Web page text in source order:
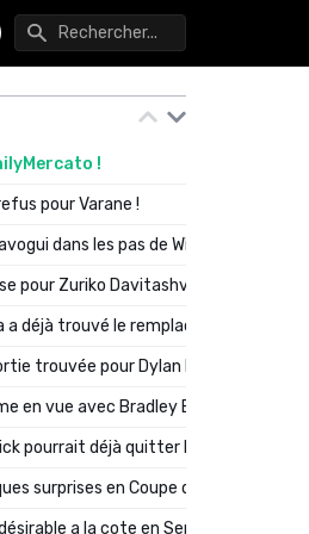
de thème
!
pour Varane !
dans les pas de Will Still ?
pour Zuriko Davitashvili
a déjà trouvé le remplaçant de Robinio
trouvée pour Dylan Batubinsika
en vue avec Bradley Barcola ?
pourrait déjà quitter Lyon en janvier
surprises en Coupe de France
a la cote en Serie A